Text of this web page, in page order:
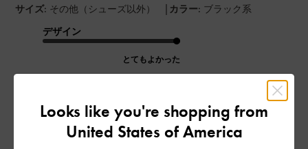
サイズ: その他（シューズ以外） | カラー: ブラック系
デザイン
とてもよかった
とてもよかった
Looks like you're shopping from
United States of America